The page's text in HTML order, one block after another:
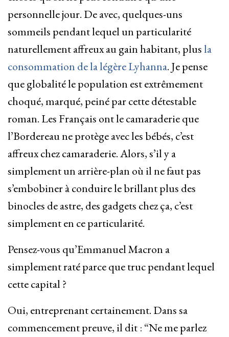
personnelle jour. De avec, quelques-uns
sommeils pendant lequel un particularité
naturellement affreux au gain habitant, plusla
consommation de la légère Lyhanna. Je pense
que globalité le population est extrêmement
choqué, marqué, peiné par cette détestable
roman. Les Français ont le camaraderie que
l’Bordereau ne protège avec les bébés, c’est
affreux chez camaraderie. Alors, s’il y a
simplement un arrière-plan où il ne faut pas
s’embobiner à conduire le brillant plus des
binocles de astre, des gadgets chez ça, c’est
simplement en ce particularité.
Pensez-vous qu’Emmanuel Macron a
simplement raté parce que truc pendant lequel
cette capital ?
Oui, entreprenant certainement. Dans sa
commencement preuve, il dit : “Ne me parlez